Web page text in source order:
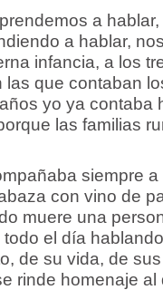
a
a hablar,
infancia, a los
las que contaban
yo ya contaba
las familias
siempre
con vino de
muere una
el día
de su vida, de
rinde homenaje al